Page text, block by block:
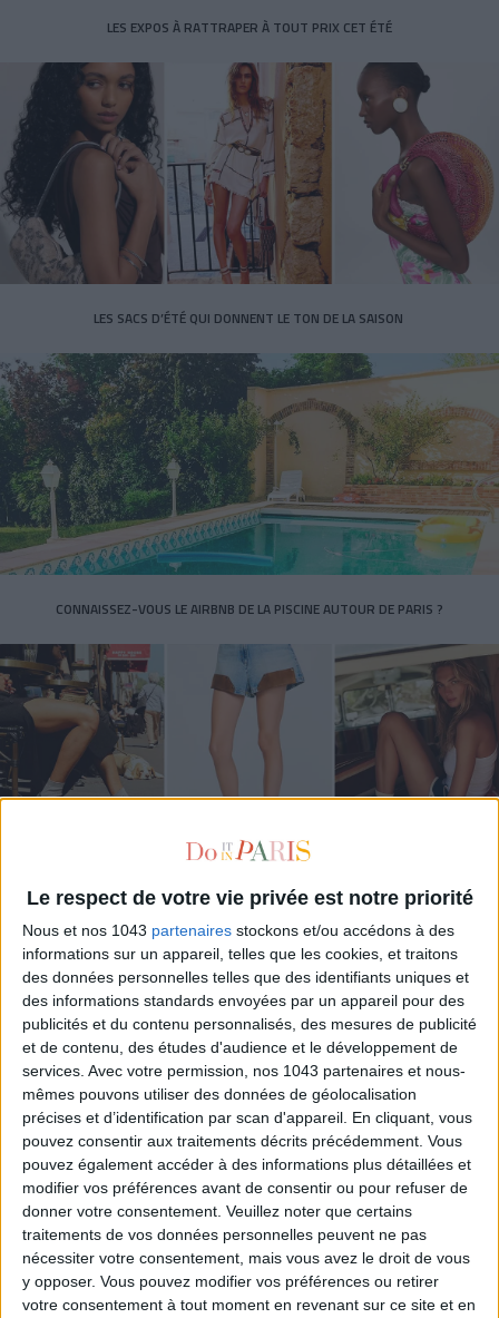
Le respect de votre vie privée est notre priorité
Nous et nos 1043 partenaires stockons et/ou accédons à des
informations sur un appareil, telles que les cookies, et traitons
des données personnelles telles que des identifiants uniques et
des informations standards envoyées par un appareil pour des
publicités et du contenu personnalisés, des mesures de publicité
et de contenu, des études d'audience et le développement de
services. Avec votre permission, nos 1043 partenaires et nous-
mêmes pouvons utiliser des données de géolocalisation
précises et d’identification par scan d'appareil. En cliquant, vous
pouvez consentir aux traitements décrits précédemment. Vous
pouvez également accéder à des informations plus détaillées et
modifier vos préférences avant de consentir ou pour refuser de
donner votre consentement. Veuillez noter que certains
traitements de vos données personnelles peuvent ne pas
nécessiter votre consentement, mais vous avez le droit de vous
y opposer. Vous pouvez modifier vos préférences ou retirer
votre consentement à tout moment en revenant sur ce site et en
LES EXPOS À RATTRAPER À TOUT PRIX CET ÉTÉ
LES SACS D’ÉTÉ QUI DONNENT LE TON DE LA SAISON
CONNAISSEZ-VOUS LE AIRBNB DE LA PISCINE AUTOUR DE PARIS ?
LES SNEAKERS STARS DE L’ÉTÉ
Inscrivez-vous à notre newsletter
S'INSCRIRE